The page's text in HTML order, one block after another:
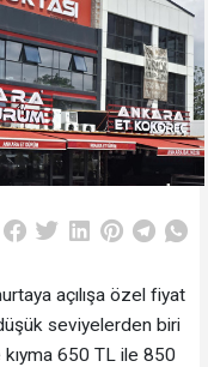
açılışa özel fiyat
seviyelerden biri
650 TL ile 850